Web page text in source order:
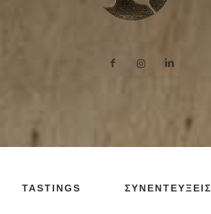
TASTINGS ΣΥΝΕΝΤΕΥΞΕΙΣ